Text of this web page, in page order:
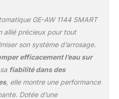
Possibilité de relier
plusieurs appareils
SMART Einhell et de
coordonner leur
fonctionnement via
l’application. Commande
basée sur les données
météo du moment
GE-AW 1144 SMART
allié précieux pour tout
son système d’arrosage.
efficacement l’eau sur
fiabilité dans des
, elle montre une performance
Dotée d’une